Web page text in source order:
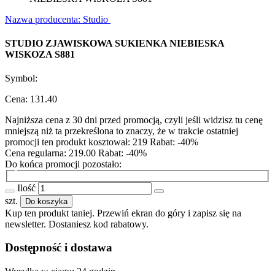
Nazwa producenta: Studio
STUDIO ZJAWISKOWA SUKIENKA NIEBIESKA
WISKOZA S881
Symbol:
Cena: 131.40
Najniższa cena z 30 dni przed promocją, czyli jeśli widzisz tu cenę
mniejszą niż ta przekreślona to znaczy, że w trakcie ostatniej
promocji ten produkt kosztował: 219 Rabat: -40%
Cena regularna: 219.00 Rabat: -40%
Do końca promocji pozostało:
Ilość
szt.
Do koszyka
Kup ten produkt taniej. Przewiń ekran do góry i zapisz się na
newsletter. Dostaniesz kod rabatowy.
Dostępność i dostawa